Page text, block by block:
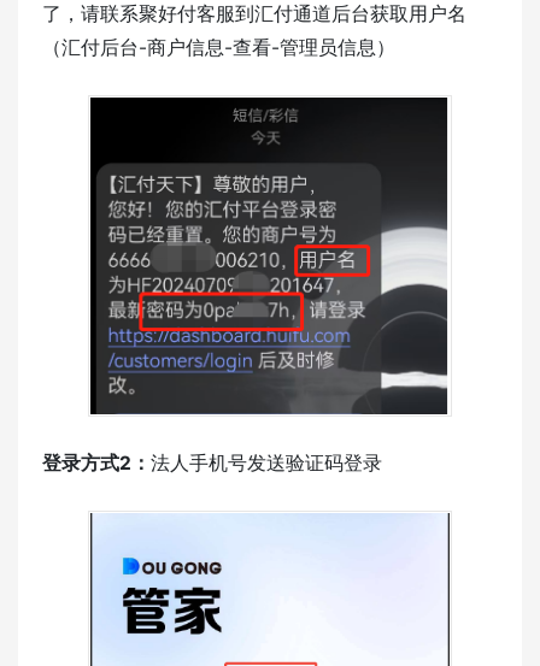
了，请联系聚好付客服到汇付通道后台获取用户名
（汇付后台-商户信息-查看-管理员信息）
登录方式2： 法人手机号发送验证码登录